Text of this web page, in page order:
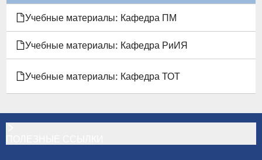
УЧЕБНЫЕ
МАТЕРИАЛЫ:
КАФЕДРА
ИФИП
Учебные материалы: Кафедра ПМ
Учебные материалы: Кафедра РиИЯ
Учебные материалы: Кафедра ТОТ